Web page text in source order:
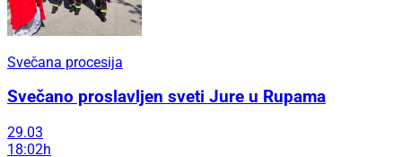
Svečana procesija
Svečano proslavljen sveti Jure u Rupama
29.03
18:02h